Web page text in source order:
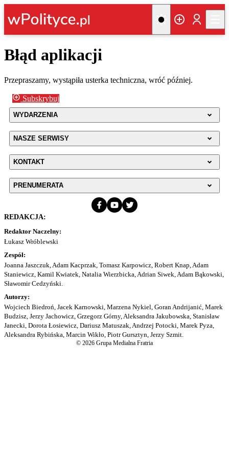
Błąd aplikacji
Przepraszamy, wystąpiła usterka techniczna, wróć później.
Subskrybuj
WYDARZENIA
NASZE SERWISY
KONTAKT
PRENUMERATA
REDAKCJA:
Redaktor Naczelny:
Łukasz Wróblewski
Zespół:
Joanna Jaszczuk, Adam Kacprzak, Tomasz Karpowicz, Robert Knap, Adam
Staniewicz, Kamil Kwiatek, Natalia Wierzbicka, Adrian Siwek, Adam Bąkowski,
Sławomir Cedzyński.
Autorzy:
Wojciech Biedroń, Jacek Karnowski, Marzena Nykiel, Goran Andrijanić, Marek
Budzisz, Jerzy Jachowicz, Grzegorz Górny, Aleksandra Jakubowska, Stanisław
Janecki, Dorota Łosiewicz, Dariusz Matuszak, Andrzej Potocki, Marek Pyza,
Aleksandra Rybińska, Marcin Wikło, Piotr Gursztyn, Jerzy Szmit.
© 2026 Grupa Medialna Fratria